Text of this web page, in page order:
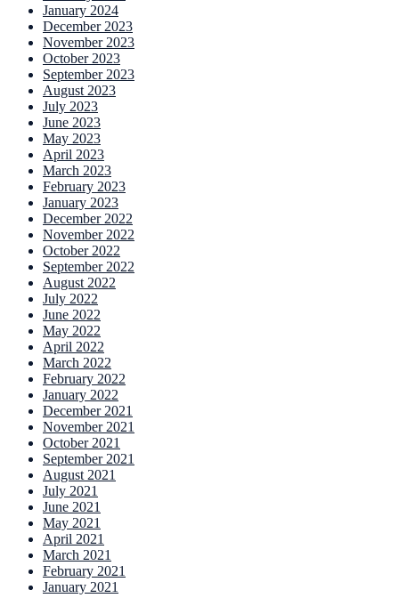
January 2024
December 2023
November 2023
October 2023
September 2023
August 2023
July 2023
June 2023
May 2023
April 2023
March 2023
February 2023
January 2023
December 2022
November 2022
October 2022
September 2022
August 2022
July 2022
June 2022
May 2022
April 2022
March 2022
February 2022
January 2022
December 2021
November 2021
October 2021
September 2021
August 2021
July 2021
June 2021
May 2021
April 2021
March 2021
February 2021
January 2021